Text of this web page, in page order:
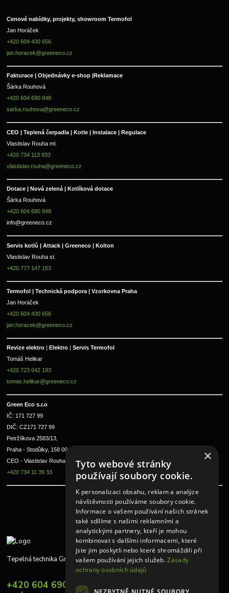
Cenové nabídky, projekty, showroom Termofol
Jan Horáček
+420 604 430 656
jan.horacek@greeneco.cz
Fakturace | Objednávky e-shop |
Reklamace
Šárka Rouhová
+420 604 690 848
sarka.rouhova@greeneco.cz
CEO | Teplená čerpadla | Kotle | Instalace | Regulace
Vlastislav Rouha ml.
+420 734 113 933
vlastislav.rouha@greeneco.cz
Dotace | Nová zelená | Kotlíková dotace
Šárka Rouhová
+420 604 690 848
info@greeneco.cz
Servis kotlů | Attack | Greeneco | Kolton
Vlastislav Rouha st.
+420 777 147 153
Termofol | Technická podpora | Vzorkovna Praha
Jan Horáček
+420 604 430 656
jan.horacek@greeneco.cz
Revize elektro | Elektro | Servis Termofol
Tomáš Helikar
+420 723 042 193
tomas.helikar@greeneco.cz
Green Eco s.r.o
IČ: 171 727 99
DIČ: CZ171 727 99
Petržílkova 2583/13,
Praha - Stodůlky, 158 00
CEO - Vlastislav Rouha ml.
+420 734 11 39 33
Tepelná technika Greeneco
+420 604 690 848
×
Tyto webové stránky
používají soubory cookie.
K personalizaci obsahu, reklam a analýze
návštěvnosti používáme soubory cookie.
Informace o vašem používání našich stránek
také sdílíme s našimi reklamními a
analytickými partnery, kteří je mohou
kombinovat s dalšími informacemi, které
jste jim poskytli nebo které shromáždili při
vašem používání jejich služeb.Zásady
ochrany osobních údajů